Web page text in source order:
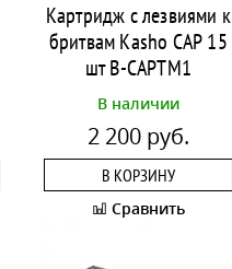
Картридж с лезвиями к
бритвам Kasho CAP 15
шт B-CAPTM1
В наличии
2 200 руб.
В КОРЗИНУ
Сравнить